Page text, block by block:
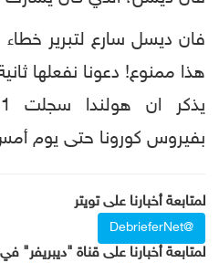
فان ديسل سارع لتبرير خطاء
هذا ممنوع! دعونا نفعلها
بفيروس كورونا حتى يوم أمس
لمتابعة أخبارنا على تويتر
@DebrieferNet
لمتابعة أخبارنا على قناة "ديبريفر" في